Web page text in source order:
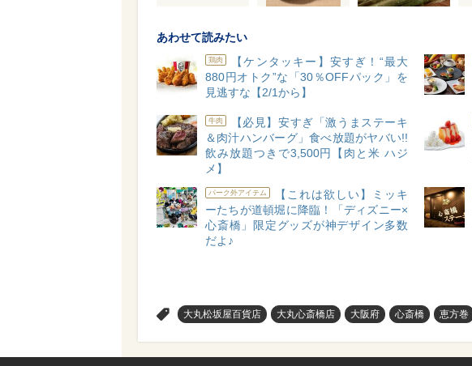
あわせて読みたい
鶏肉
【ケンタッキー】安すぎ！“最大
880円オトク”な「30％OFFパック」を
見逃すな【2/1から】
牛肉
【必見】安すぎ「激うまステーキ
＆肉汁ハンバーグ」⾷べ放題がヤバい!!
飲み放題つきで3,500円【⾁と⽶ ハジ
メ】
パーク外アイテム
【これは欲しい】ミッキ
ーたちが道頓堀に降臨！「ディズニー×
心斎橋」限定グッズが神デザイン多数
だよ♪
大丸松坂屋百貨店 大丸心斎橋店 大阪府 心斎橋 恵方巻